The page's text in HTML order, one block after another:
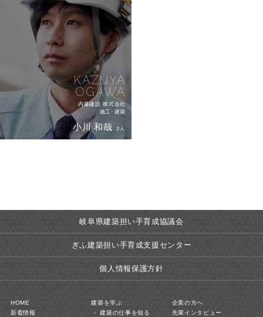
KAZUYA
OGAWA
内藤建設 株式会社
施工･建築
小川 和哉 さん
岐阜県建築担い手育成協議会
ぎふ建築担い手育成支援センター
個人情報保護方針
HOME
新着情報
建築を学ぶ
建築の仕事を知る
企業の方へ
先輩インタビュー